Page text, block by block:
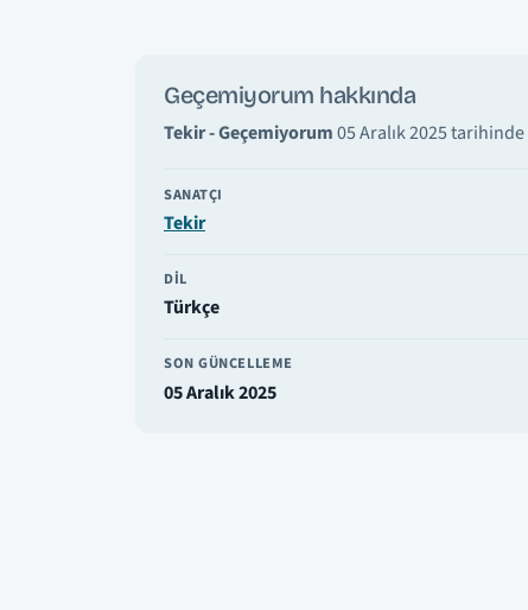
Geçemiyorum hakkında
Tekir - Geçemiyorum05 Aralık 2025
SANATÇI
Tekir
DIL
Türkçe
SON GÜNCELLEME
05 Aralık 2025